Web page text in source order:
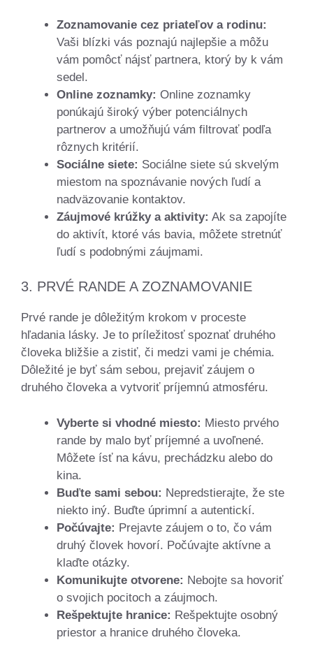
Zoznamovanie cez priateľov a rodinu:
Vaši blízki vás poznajú najlepšie a môžu
vám pomôcť nájsť partnera, ktorý by k vám
sedel.
Online zoznamky: Online zoznamky
ponúkajú široký výber potenciálnych
partnerov a umožňujú vám filtrovať podľa
rôznych kritérií.
Sociálne siete: Sociálne siete sú skvelým
miestom na spoznávanie nových ľudí a
nadväzovanie kontaktov.
Záujmové krúžky a aktivity: Ak sa zapojíte
do aktivít, ktoré vás bavia, môžete stretnúť
ľudí s podobnými záujmami.
3. PRVÉ RANDE A ZOZNAMOVANIE
Prvé rande je dôležitým krokom v proceste
hľadania lásky. Je to príležitosť spoznať druhého
človeka bližšie a zistiť, či medzi vami je chémia.
Dôležité je byť sám sebou, prejaviť záujem o
druhého človeka a vytvoriť príjemnú atmosféru.
Vyberte si vhodné miesto: Miesto prvého
rande by malo byť príjemné a uvoľnené.
Môžete ísť na kávu, prechádzku alebo do
kina.
Buďte sami sebou: Nepredstierajte, že ste
niekto iný. Buďte úprimní a autentickí.
Počúvajte: Prejavte záujem o to, čo vám
druhý človek hovorí. Počúvajte aktívne a
klaďte otázky.
Komunikujte otvorene: Nebojte sa hovoriť
o svojich pocitoch a záujmoch.
Rešpektujte hranice: Rešpektujte osobný
priestor a hranice druhého človeka.